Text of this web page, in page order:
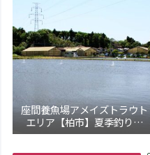
座間養魚場アメイズトラウト
エリア【柏市】夏季釣り場
5/17より新装オープン！トラ